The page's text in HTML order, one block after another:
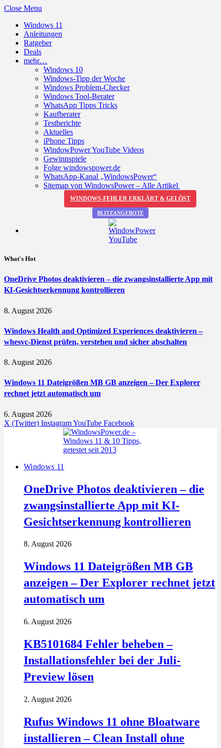
Close Menu
Windows 11
Anleitungen
Ratgeber
Deals
mehr…
Windows 10
Windows-Tipp der Woche
Windows Problem-Checker
Windows Tool-Berater
WhatsApp Tipps Tricks
Kaufberater
Testberichte
Aktuelles
iPhone Tipps
WindowPower YouTube Videos
Gewinnspiele
Folge windowspower.de
WhatsApp-Kanal „WindowsPower“
Sitemap von WindowsPower – Alle Artikel
WINDOWS-FEHLER ERKLÄRT & GELÖST
BLITZANGEBOTE
What's Hot
OneDrive Photos deaktivieren – die zwangsinstallierte App mit
KI-Gesichtserkennung kontrollieren
8. August 2026
Windows Health and Optimized Experiences deaktivieren –
whesvc-Dienst prüfen, verstehen und sicher abschalten
8. August 2026
Windows 11 Dateigrößen MB GB anzeigen – Der Explorer
rechnet jetzt automatisch um
6. August 2026
X (Twitter) InstagramYouTube Facebook
Windows 11
OneDrive Photos deaktivieren – die
zwangsinstallierte App mit KI-
Gesichtserkennung kontrollieren
8. August 2026
Windows 11 Dateigrößen MB GB
anzeigen – Der Explorer rechnet jetzt
automatisch um
6. August 2026
KB5101684 Fehler beheben –
Installationsfehler bei der Juli-
Preview lösen
2. August 2026
Rufus Windows 11 ohne Bloatware
installieren – Clean Install ohne